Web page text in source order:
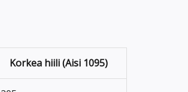
Korkea hiili (Aisi 1095)